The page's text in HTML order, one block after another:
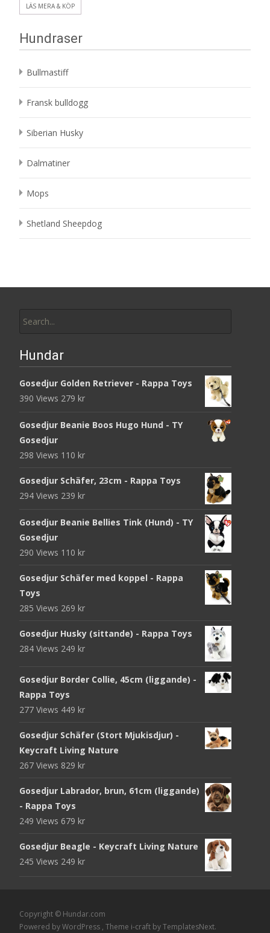
LÄS MERA & KÖP
Hundraser
Bullmastiff
Fransk bulldogg
Siberian Husky
Dalmatiner
Mops
Shetland Sheepdog
for:
Hundar
Gosedjur Golden Retriever - Rappa Toys
390 Views 279 kr
Gosedjur Beanie Boos Hugo Hund - TY
Gosedjur
298 Views 110 kr
Gosedjur Schäfer, 23cm - Rappa Toys
294 Views 239 kr
Gosedjur Beanie Bellies Tink (Hund) - TY
Gosedjur
290 Views 110 kr
Gosedjur Schäfer med koppel - Rappa
Toys
285 Views 269 kr
Gosedjur Husky (sittande) - Rappa Toys
284 Views 249 kr
Gosedjur Border Collie, 45cm (liggande) -
Rappa Toys
277 Views 449 kr
Gosedjur Schäfer (Stort Mjukisdjur) -
Keycraft Living Nature
267 Views 829 kr
Gosedjur Labrador, brun, 61cm (liggande)
- Rappa Toys
249 Views 679 kr
Gosedjur Beagle - Keycraft Living Nature
245 Views 249 kr
Copyright © Hundar.com
Powered by WordPress , Theme i-craft by TemplatesNext.